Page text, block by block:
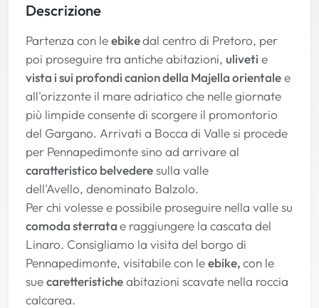
Descrizione
Partenza con leebikedal centro di Pretoro, per
poi proseguire tra antiche abitazioni, uliveti e
vista i sui profondi canion della Majella orientalee
all'orizzonte il mare adriatico che nelle giornate
più limpide consente di scorgere il promontorio
del Gargano. Arrivati a Bocca di Valle si procede
per Pennapedimonte sino ad arrivare al
caratteristico belvederesulla valle
dell'Avello, denominato Balzolo.
Per chi volesse e possibile proseguire nella valle su
comoda sterratae raggiungere la cascata del
Linaro. Consigliamo la visita del borgo di
Pennapedimonte, visitabile con leebike,con le
suecaretteristicheabitazioni scavate nella roccia
calcarea.